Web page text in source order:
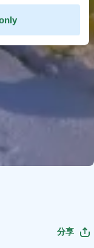
分享